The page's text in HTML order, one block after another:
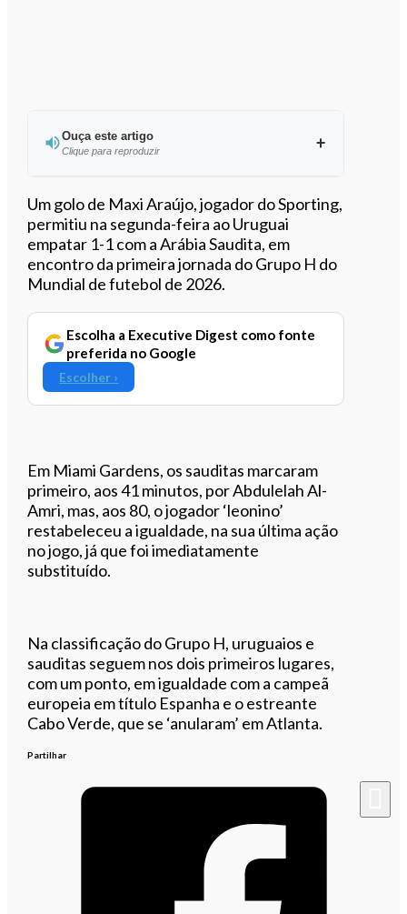
Ouça este artigo
Clique para reproduzir
Ouvir este artigo
Um golo de Maxi Araújo, jogador do Sporting,
permitiu na segunda-feira ao Uruguai
empatar 1-1 com a Arábia Saudita, em
encontro da primeira jornada do Grupo H do
Mundial de futebol de 2026.
Escolha a Executive Digest como fonte
preferida no Google
Escolher ›
Em Miami Gardens, os sauditas marcaram
primeiro, aos 41 minutos, por Abdulelah Al-
Amri, mas, aos 80, o jogador ‘leonino’
restabeleceu a igualdade, na sua última ação
no jogo, já que foi imediatamente
substituído.
Na classificação do Grupo H, uruguaios e
sauditas seguem nos dois primeiros lugares,
com um ponto, em igualdade com a campeã
europeia em título Espanha e o estreante
Cabo Verde, que se ‘anularam’ em Atlanta.
Partilhar